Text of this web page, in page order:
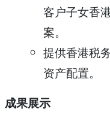
客户子女香
案。
提供香港税
资产配置。
成果展示